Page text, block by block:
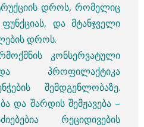
დროს, რომელიც
და მტანჯველი
დროს.
კონსერვატული
პროფილაქტიკა
შემდგენლობაზე.
და შარდის შემჟავება –
რეციდივების